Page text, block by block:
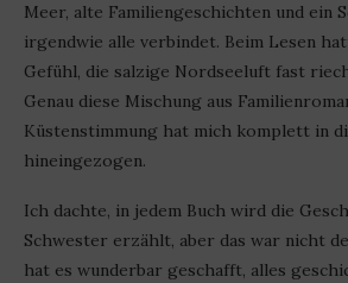
Meer, alte Familiengeschichten und ein
irgendwie alle verbindet. Beim Lesen
Gefühl, die salzige Nordseeluft fast
Genau diese Mischung aus
Küstenstimmung hat mich komplett in
hineingezogen.
Ich dachte, in jedem Buch wird die
Schwester erzählt, aber das war nicht
hat es wunderbar geschafft, alles